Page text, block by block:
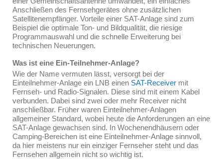
Anschließen des Fernsehgerätes ohne zusätzlichen
Satellitenempfänger. Vorteile einer SAT-Anlage sind zum
Beispiel die optimale Ton- und Bildqualität, die riesige
Programmauswahl und die schnelle Erweiterung bei
technischen Neuerungen.
Was ist eine Ein-Teilnehmer-Anlage?
Wie der Name vermuten lässt, versorgt bei der
Einteilnehmer-Anlage ein LNB einen SAT-Receiver mit
Fernseh- und Radio-Signalen. Diese sind mit einem Kabel
verbunden. Dabei sind zwei oder mehr Receiver nicht
anschließbar. Früher waren Einteilnehmer-Anlagen
allgemeiner Standard, wobei heute die Anforderungen an eine
SAT-Anlage gewachsen sind. In Wochenendhäusern oder
Camping-Bereichen ist eine Einteilnehmer-Anlage sinnvoll,
da hier meistens nur ein einziger Fernseher steht und das
Fernsehen allgemein nicht so wichtig ist.